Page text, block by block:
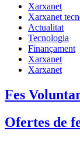
Xarxanet
Xarxanet
Actualitat
Tecnologia
Finançament
Xarxanet
Xarxanet
Fes
Ofertes de